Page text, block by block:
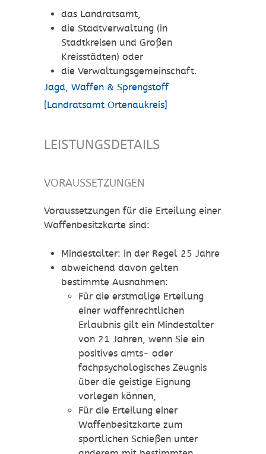
das Landratsamt,
die Stadtverwaltung (in
Stadtkreisen und Großen
Kreisstädten) oder
die Verwaltungsgemeinschaft.
Jagd, Waffen & Sprengstoff
[Landratsamt Ortenaukreis]
LEISTUNGSDETAILS
VORAUSSETZUNGEN
Voraussetzungen für die Erteilung einer
Waffenbesitzkarte sind:
Mindestalter: in der Regel 25 Jahre
abweichend davon gelten
bestimmte Ausnahmen:
Für die erstmalige Erteilung
einer waffenrechtlichen
Erlaubnis gilt ein Mindestalter
von 21 Jahren, wenn Sie ein
positives amts- oder
fachpsychologisches Zeugnis
über die geistige Eignung
vorlegen können,
Für die Erteilung einer
Waffenbesitzkarte zum
sportlichen Schießen unter